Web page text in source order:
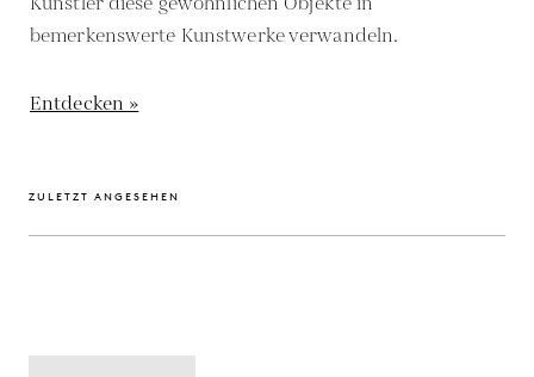
bemerkenswerte Kunstwerke verwandeln.
Entdecken »
ZULETZT ANGESEHEN